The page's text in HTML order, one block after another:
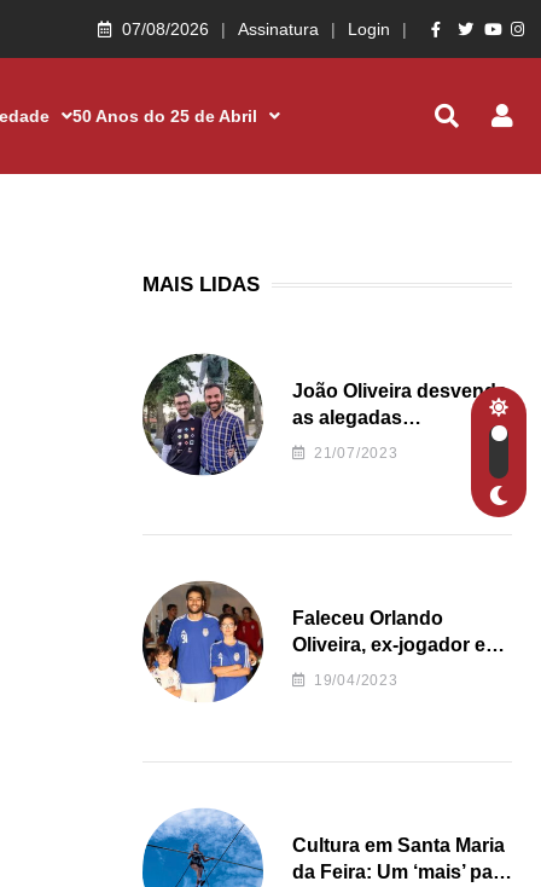
07/08/2026 Assinatura Login
50 Anos do 25 de Abril
MAIS LIDAS
João Oliveira desvenda
as alegadas
irregularidades da
Junta de Freguesia S.
21/07/2023
Faleceu Orlando
Oliveira, ex-jogador e
treinador da formação
19/04/2023
Cultura em Santa Maria
da Feira: Um ‘mais’ para